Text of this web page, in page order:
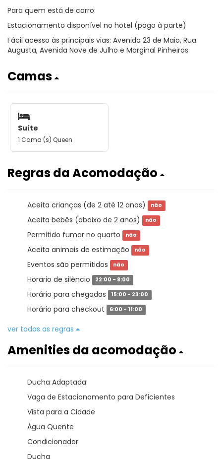
Para quem está de carro:
Estacionamento disponível no hotel (pago à parte)
Fácil acesso às principais vias: Avenida 23 de Maio, Rua
Augusta, Avenida Nove de Julho e Marginal Pinheiros
Camas
Suíte
1 Cama (s) Queen
Regras da Acomodação
Aceita crianças (de 2 até 12 anos) não
Aceita bebês (abaixo de 2 anos) não
Permitido fumar no quarto não
Aceita animais de estimação não
Eventos são permitidos não
Horario de silêncio 22:00 - 8:00
Horário para chegadas 15:00 - 23:00
Horário para checkout 6:00 - 11:00
ver todas as regras
Amenities da acomodação
Ducha Adaptada
Vaga de Estacionamento para Deficientes
Vista para a Cidade
Água Quente
Condicionador
Ducha